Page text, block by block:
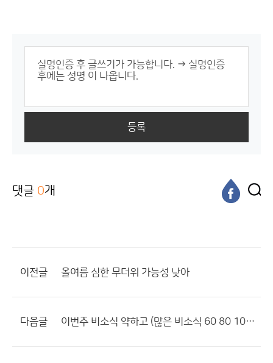
등록
댓글 0개
이전글 올여름 심한 무더위 가능성 낮아
다음글 이번주 비소식 약하고 (많은 비소식 60 80 100mm) 힘들듯